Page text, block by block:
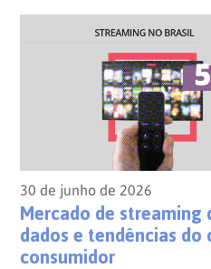
30 de junho de 2026
Mercado de streaming
dados e tendências
consumidor